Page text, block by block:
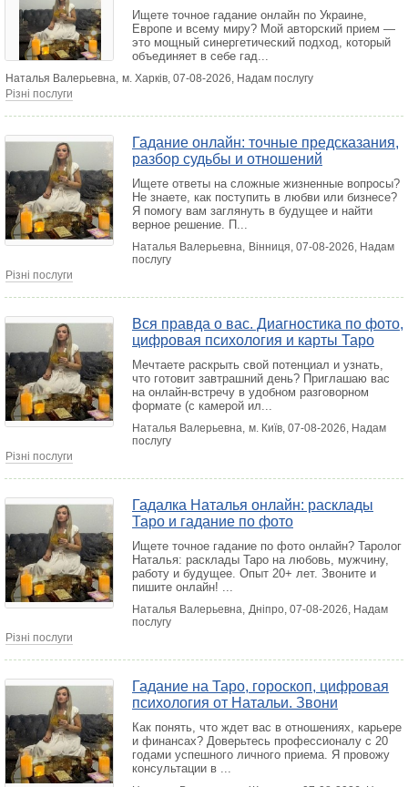
Ищете точное гадание онлайн по Украине,
Европе и всему миру? Мой авторский прием —
это мощный синергетический подход, который
объединяет в себе гад...
Наталья Валерьевна, м. Харків, 07-08-2026, Надам послугу
Різні послуги
Гадание онлайн: точные предсказания,
разбор судьбы и отношений
Ищете ответы на сложные жизненные вопросы?
Не знаете, как поступить в любви или бизнесе?
Я помогу вам заглянуть в будущее и найти
верное решение. П...
Наталья Валерьевна, Вінниця, 07-08-2026, Надам
послугу
Різні послуги
Вся правда о вас. Диагностика по фото,
цифровая психология и карты Таро
Мечтаете раскрыть свой потенциал и узнать,
что готовит завтрашний день? Приглашаю вас
на онлайн-встречу в удобном разговорном
формате (с камерой ил...
Наталья Валерьевна, м. Київ, 07-08-2026, Надам
послугу
Різні послуги
Гадалка Наталья онлайн: расклады
Таро и гадание по фото
Ищете точное гадание по фото онлайн? Таролог
Наталья: расклады Таро на любовь, мужчину,
работу и будущее. Опыт 20+ лет. Звоните и
пишите онлайн! ...
Наталья Валерьевна, Дніпро, 07-08-2026, Надам
послугу
Різні послуги
Гадание на Таро, гороскоп, цифровая
психология от Натальи. Звони
Как понять, что ждет вас в отношениях, карьере
и финансах? Доверьтесь профессионалу с 20
годами успешного личного приема. Я провожу
консультации в ...